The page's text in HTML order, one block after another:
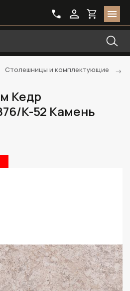
Столешницы и комплектующие
Кедр
K-52 Камень